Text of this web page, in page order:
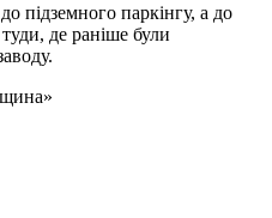
підземного паркінгу, а до
де раніше були